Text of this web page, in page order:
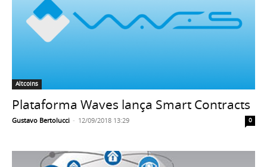
Altcoins
Plataforma Waves lança Smart Contracts
Gustavo Bertolucci - 12/09/2018 13:29 0